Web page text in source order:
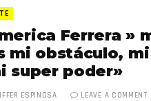
Ferrera »
mi obstáculo,
super poder»
ESPINOSA LEAVE A COMMENT